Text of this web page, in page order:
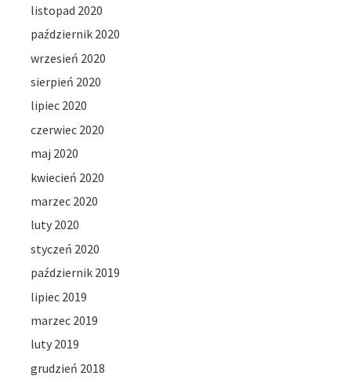
listopad 2020
październik 2020
wrzesień 2020
sierpień 2020
lipiec 2020
czerwiec 2020
maj 2020
kwiecień 2020
marzec 2020
luty 2020
styczeń 2020
październik 2019
lipiec 2019
marzec 2019
luty 2019
grudzień 2018